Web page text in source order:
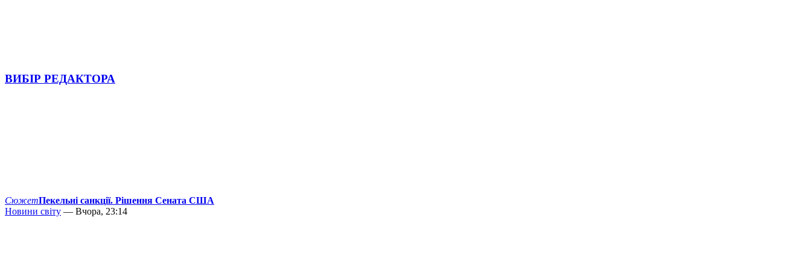
ВИБІР РЕДАКТОРА
СюжетПекельні санкції. Рішення Сената США
Новини світу — Вчора, 23:14